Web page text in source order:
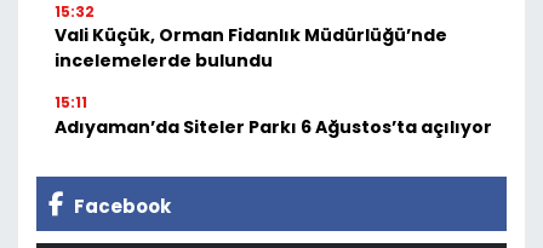
15:32
Vali Küçük, Orman Fidanlık Müdürlüğü’nde
incelemelerde bulundu
15:11
Adıyaman’da Siteler Parkı 6 Ağustos’ta açılıyor
Facebook